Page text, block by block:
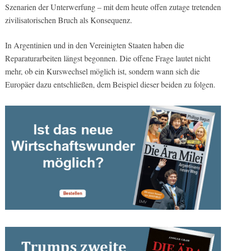
Szenarien der Unterwerfung – mit dem heute offen zutage tretenden
zivilisatorischen Bruch als Konsequenz.
In Argentinien und in den Vereinigten Staaten haben die
Reparaturarbeiten längst begonnen. Die offene Frage lautet nicht
mehr, ob ein Kurswechsel möglich ist, sondern wann sich die
Europäer dazu entschließen, dem Beispiel dieser beiden zu folgen.